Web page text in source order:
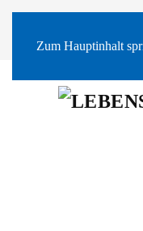
Zum Hauptinhalt
Lebenshilfe Leipzig e.V.,